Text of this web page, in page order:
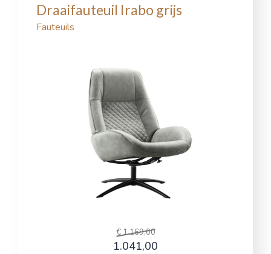
Draaifauteuil Irabo grijs
Fauteuils
€ 1.169,00
1.041,00